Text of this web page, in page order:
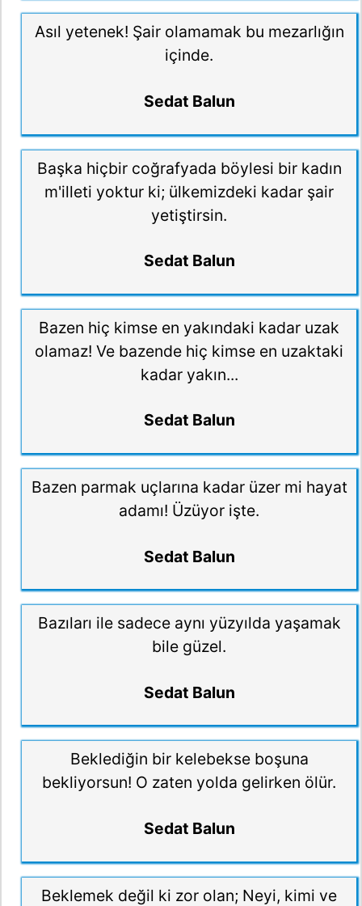
Asıl yetenek! Şair olamamak bu mezarlığın
içinde.
Sedat Balun
Başka hiçbir coğrafyada böylesi bir kadın
m'illeti yoktur ki; ülkemizdeki kadar şair
yetiştirsin.
Sedat Balun
Bazen hiç kimse en yakındaki kadar uzak
olamaz! Ve bazende hiç kimse en uzaktaki
kadar yakın...
Sedat Balun
Bazen parmak uçlarına kadar üzer mi hayat
adamı! Üzüyor işte.
Sedat Balun
Bazıları ile sadece aynı yüzyılda yaşamak
bile güzel.
Sedat Balun
Beklediğin bir kelebekse boşuna
bekliyorsun! O zaten yolda gelirken ölür.
Sedat Balun
Beklemek değil ki zor olan; Neyi, kimi ve